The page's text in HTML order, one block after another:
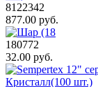
8122342
877.00 руб.
180772
32.00 руб.